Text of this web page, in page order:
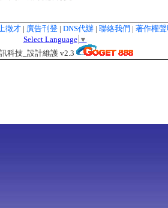
徵才 | 廣告刊登 | DNS代辦 | 聯絡我們 | 著作
Select Language ▼
科技_設計維護 v2.3